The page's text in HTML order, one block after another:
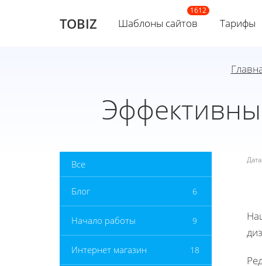
TOBIZ Шаблоны сайтов Тарифы
Все
Блог 6
Начало работы 9
Интернет магазин 18